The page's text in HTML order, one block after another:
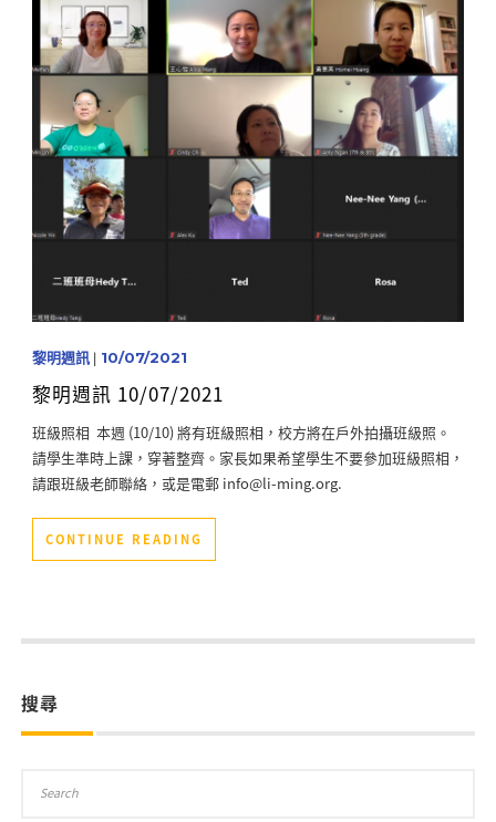
黎明週訊| 10/07/2021
黎明週訊 10/07/2021
班級照相 本週 (10/10) 將有班級照相，校方將在戶外拍攝班級照。
請學生準時上課，穿著整齊。家長如果希望學生不要參加班級照相，
請跟班級老師聯絡，或是電郵 info@li-ming.org.
CONTINUE READING
搜尋